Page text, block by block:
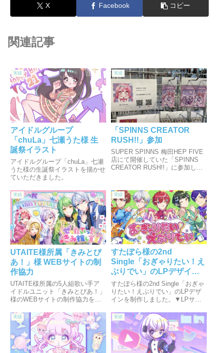
X Facebook コピー
関連記事
実績
アイドルグループ
「chuLa」七瀬うた様 生
誕祭イラスト
アイドルグループ「chuLa」七瀬
うた様の生誕祭イラストを描かせ
ていただきました。
実績
「SPINNS CREATOR
RUSH!!」参加
SUPER SPINNS 梅田HEP FIVE
店にて開催していた「SPINNS
CREATOR RUSH!!」に参加しま
実績
UTAITE様所属「きみとぴ
あ！」様 WEBサイトの制
作協力
UTAITE様所属の5人組歌い手ア
イドルユニット「きみとぴあ！」
様のWEBサイトの制作協力をさ
WEBサイト
実績
すたぽら様の2nd
Single「おぎゃりたい！え
ぶりでい」のLPデザイン
制作
すたぽら様の2nd Single「おぎゃ
りたい！えぶりでい」のLPデザ
インを制作しました。▼LPサイ
実績 実績